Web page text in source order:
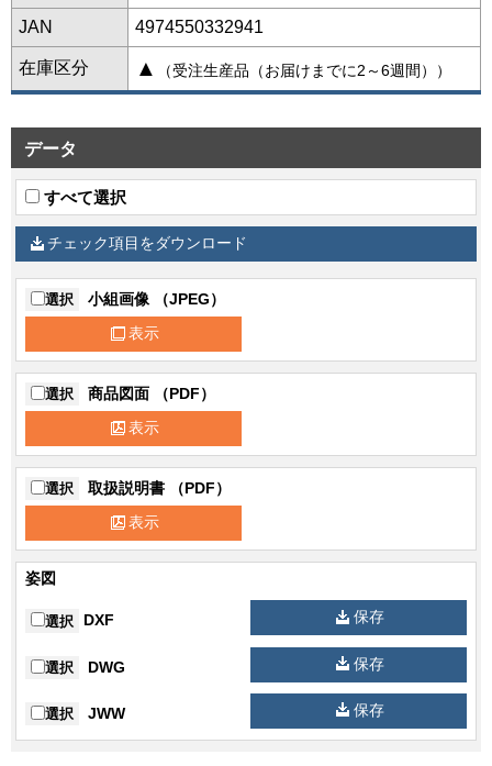
JAN 4974550332941
在庫区分 ▲ （受注生産品（お届けまでに2～6週間））
データ
すべて選択
チェック項目をダウンロード
選択 小組画像 （JPEG）
表示
選択 商品図面 （PDF）
表示
選択 取扱説明書 （PDF）
表示
姿図
選択 DXF 保存
選択 DWG 保存
選択 JWW 保存